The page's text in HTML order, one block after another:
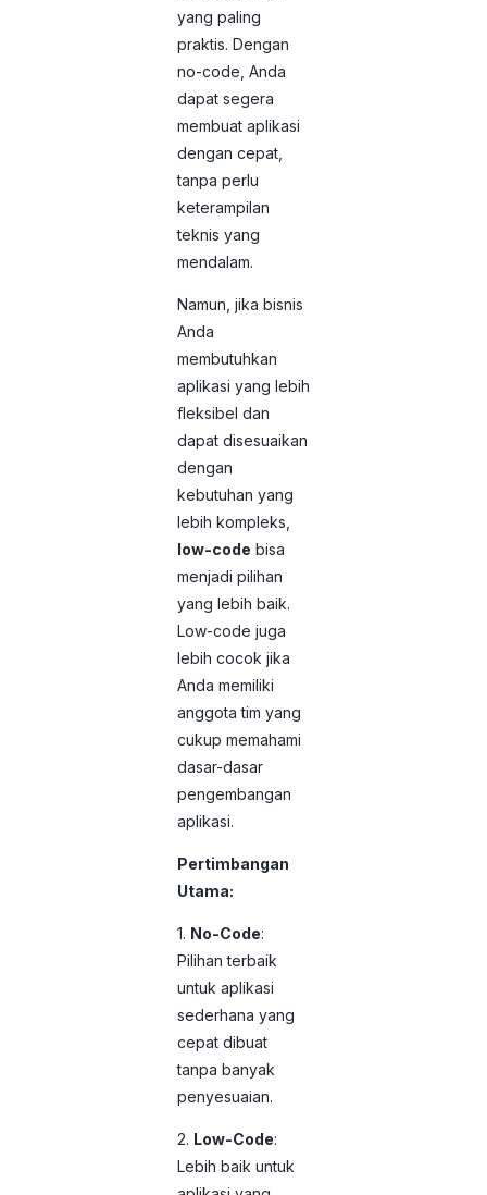
yang paling
praktis. Dengan
no-code, Anda
dapat segera
membuat aplikasi
dengan cepat,
tanpa perlu
keterampilan
teknis yang
mendalam.
Namun, jika bisnis
Anda
membutuhkan
aplikasi yang lebih
fleksibel dan
dapat disesuaikan
dengan
kebutuhan yang
lebih kompleks,
low-code bisa
menjadi pilihan
yang lebih baik.
Low-code juga
lebih cocok jika
Anda memiliki
anggota tim yang
cukup memahami
dasar-dasar
pengembangan
aplikasi.
Pertimbangan
Utama:
1. No-Code:
Pilihan terbaik
untuk aplikasi
sederhana yang
cepat dibuat
tanpa banyak
penyesuaian.
2. Low-Code:
Lebih baik untuk
Schedule Demo